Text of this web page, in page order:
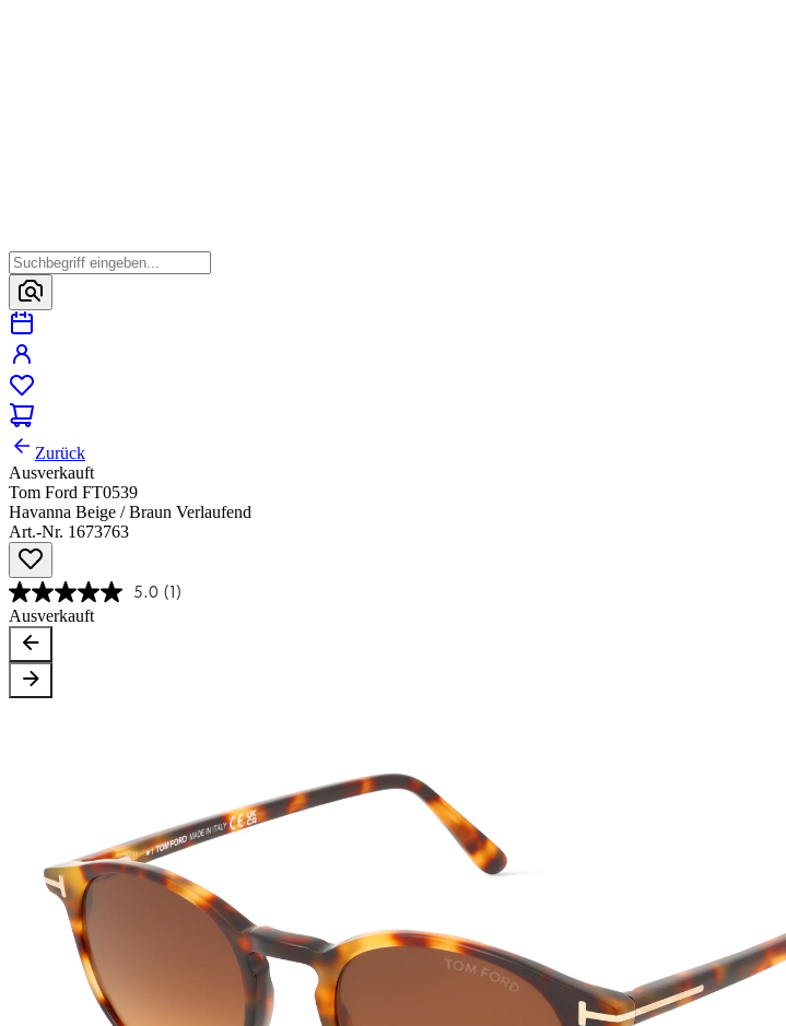
Zurück
Ausverkauft
Tom Ford FT0539
Havanna Beige / Braun Verlaufend
Art.-Nr. 1673763
5.0 (1)
Ausverkauft